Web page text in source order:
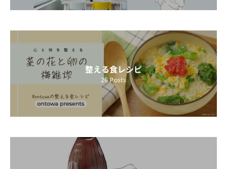
整える食レシピ
26Posts